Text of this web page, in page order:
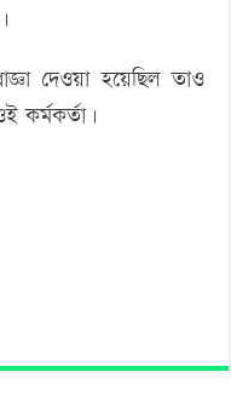
দেওয়া হয়েছিল তাও
কর্মকর্তা।